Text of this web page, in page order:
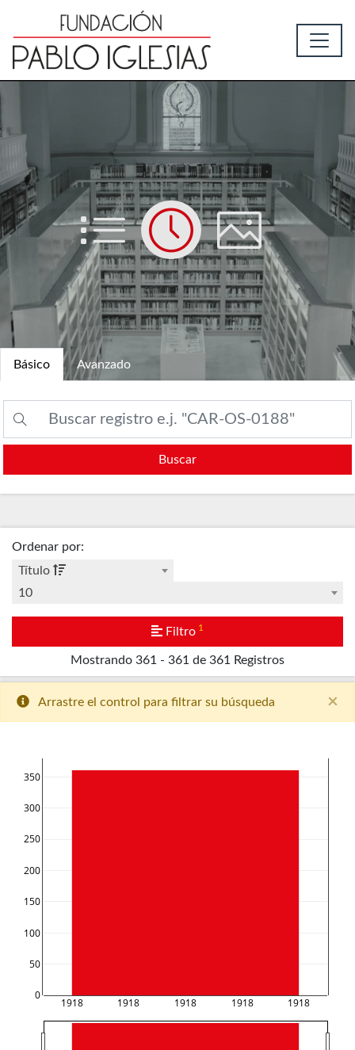
List Time Picture
Básico Avanzado
Buscar
Mostrando 361 - 361 de 361 Registros
Ordenar por:
Título
10
Filtro 1
×
Arrastre el control para filtrar su búsqueda
1918 1918 1918 1918 1918
0
50
100
150
200
250
300
350